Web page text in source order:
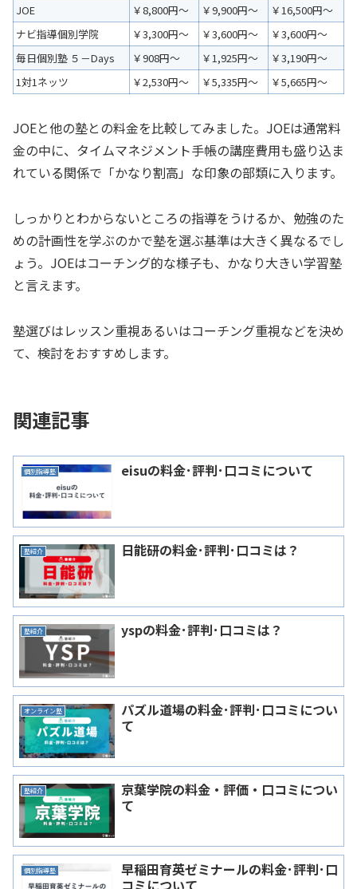
JOE ￥8,800円～ ￥9,900円～
￥16,500円～
ナビ指導個別学院
￥3,300円～ ￥3,600円～
￥3,600円～
毎日個別塾 ５－Days
￥908円～ ￥1,925円～
￥3,190円～
1対1ネッツ
￥2,530円～ ￥5,335円～ ￥5,665円～
JOEと他の塾との料金を比較してみました。JOEは通常料
金の中に、タイムマネジメント手帳の講座費用も盛り込ま
れている関係で「かなり割高」な印象の部類に入ります。
しっかりとわからないところの指導をうけるか、勉強のた
めの計画性を学ぶのかで塾を選ぶ基準は大きく異なるでし
ょう。JOEはコーチング的な様子も、かなり大きい学習塾
と言えます。
塾選びはレッスン重視あるいはコーチング重視などを決め
て、検討をおすすめします。
関連記事
個別指導塾 eisuの料金･評判･口コミについて
塾紹介 日能研の料金･評判･口コミは？
塾紹介 yspの料金･評判･口コミは？
オンライン塾
パズル道場の料金･評判･口コミについ
て
塾紹介
京葉学院の料金・評価・口コミについ
て
個別指導塾
早稲田育英ゼミナールの料金･評判･口
コミについて